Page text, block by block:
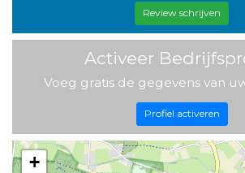
Review schrijven
Activeer
Voeg gratis de gegevens van
Profiel activeren
+